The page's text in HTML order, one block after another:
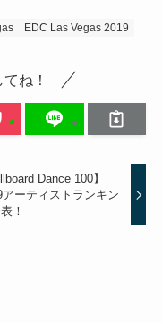
EDC Las Vegas 2019
ね！
Dance 100】
アーティストランキン
！